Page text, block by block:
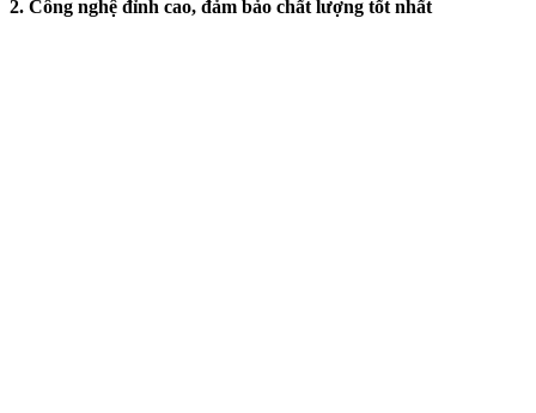
2. Công nghệ đỉnh cao, đảm bảo chất lượng tốt nhất